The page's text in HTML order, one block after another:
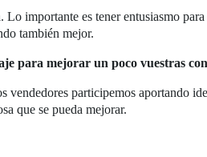
importante es tener entusiasmo
también mejor.
para mejorar un poco vuestras
participemos aportando
que se pueda mejorar.